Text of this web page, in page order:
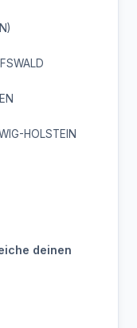
HOLSTEIN
deinen